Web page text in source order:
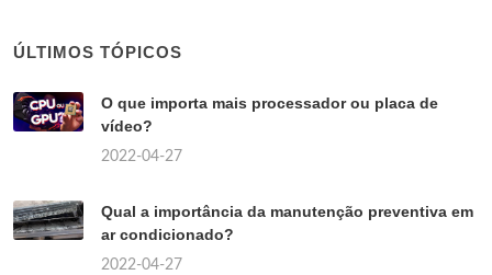
ÚLTIMOS TÓPICOS
O que importa mais processador ou placa de
vídeo?
2022-04-27
Qual a importância da manutenção preventiva em
ar condicionado?
2022-04-27